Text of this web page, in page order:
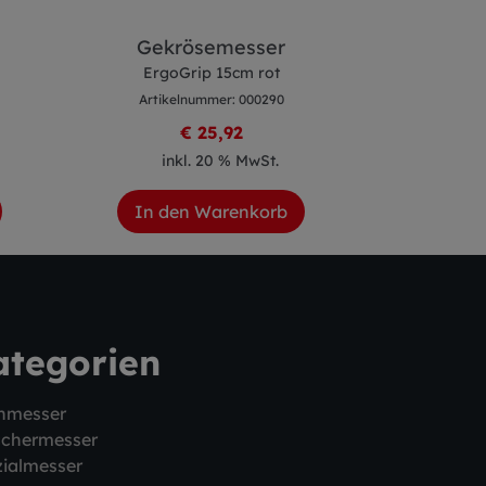
Gekrösemesser
ErgoGrip 15cm rot
Artikelnummer: 000290
€ 25,92
inkl. 20 % MwSt.
In den Warenkorb